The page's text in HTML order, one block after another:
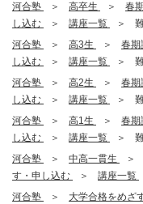
河合塾
高卒生 春
し込む
講座一覧
河合塾
高3生 春期
し込む
講座一覧
河合塾
高2生 春期
し込む
講座一覧
河合塾
高1生 春期
し込む
講座一覧
河合塾
中高一貫生
す・申し込む
講座一覧
河合塾
大学合格をめざ